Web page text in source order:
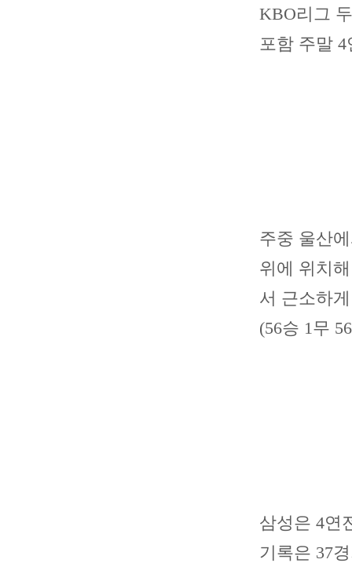
KBO리그
포함 주말
주중 울산
위에 위치
서 근소하
(56승 1무
삼성은 4연
기록은 37